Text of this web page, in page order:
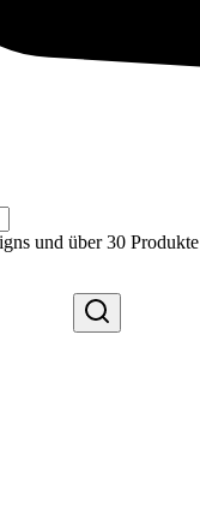
und über 30 Produkte